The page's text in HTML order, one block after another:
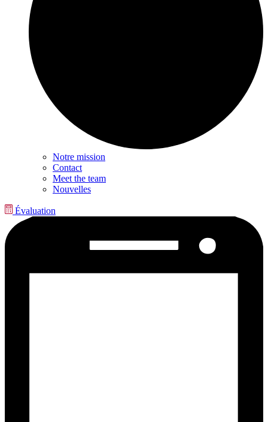
Notre mission
Contact
Meet the team
Nouvelles
Évaluation